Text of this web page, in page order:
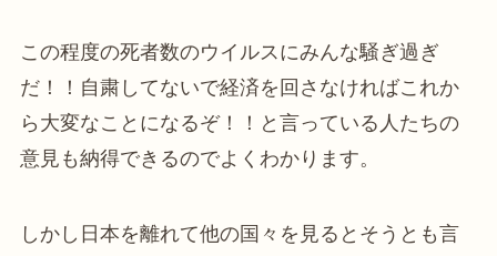
この程度の死者数のウイルスにみんな騒ぎ過ぎ
だ！！自粛してないで経済を回さなければこれか
ら大変なことになるぞ！！と言っている人たちの
意見も納得できるのでよくわかります。
しかし日本を離れて他の国々を見るとそうとも言